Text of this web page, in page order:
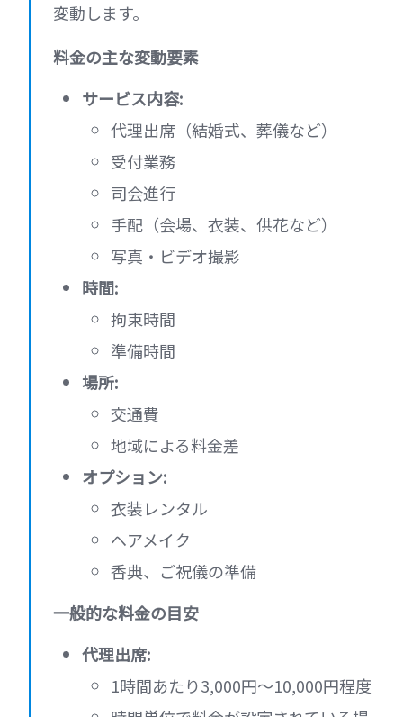
変動します。
料金の主な変動要素
サービス内容:
代理出席（結婚式、葬儀など）
受付業務
司会進行
手配（会場、衣装、供花など）
写真・ビデオ撮影
時間:
拘束時間
準備時間
場所:
交通費
地域による料金差
オプション:
衣装レンタル
ヘアメイク
香典、ご祝儀の準備
一般的な料金の目安
代理出席:
1時間あたり3,000円～10,000円程度